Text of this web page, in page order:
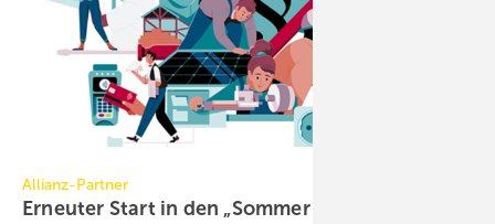
Allianz-Partner
Erneuter Start in den „Sommer der